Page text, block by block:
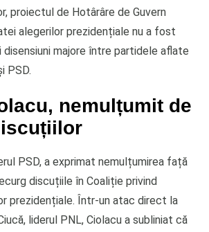
proiectul de Hotârâre de Guvern
alegerilor prezidențiale nu a fost
disensiuni majore între partidele aflate
PSD.
nemulțumit de
PSD, a exprimat nemulțumirea față
discuțiile în Coaliție privind
prezidențiale. Într-un atac direct la
liderul PNL, Ciolacu a subliniat că